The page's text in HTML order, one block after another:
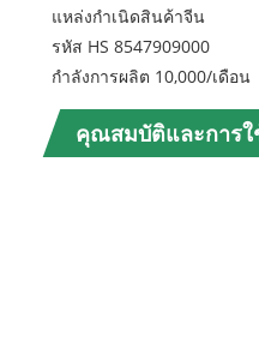
แหล่งกำเนิดสินค้าจีน
รหัส HS 8547909000
กำลังการผลิต 10,000/เดือน
คุณสมบัติและการ